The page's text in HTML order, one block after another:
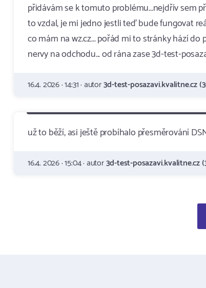
přidávám se k tomuto problému...nejdřív sem
to vzdal, je mi jedno jestli teď bude fungovat
co mám na wz.cz... pořád mi to stránky hází
nervy na odchodu... od rána zase 3d-test-
16.4. 2026 · 14:31 · autor3d-test-posazavi.kvalitne.cz
už to běží, asi ještě probíhalo přesměrování
16.4. 2026 · 15:04 · autor3d-test-posazavi.kvalitne.cz